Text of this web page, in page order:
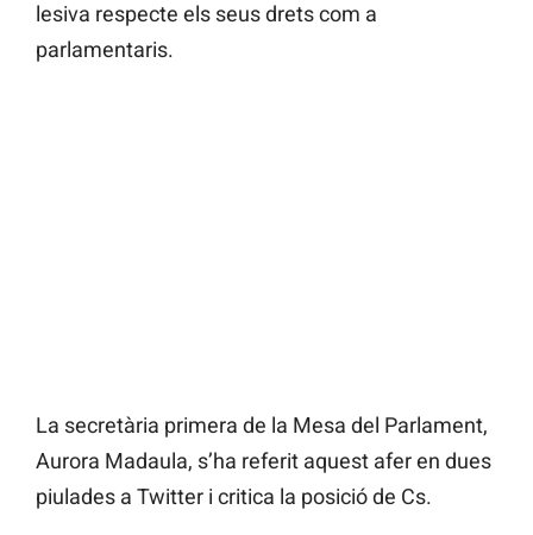
lesiva respecte els seus drets com a
parlamentaris.
La secretària primera de la Mesa del Parlament,
Aurora Madaula, s’ha referit aquest afer en dues
piulades a Twitter i critica la posició de Cs.